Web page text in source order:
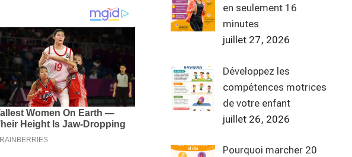
en seulement 16
minutes
juillet 27, 2026
Développez les
compétences motrices
de votre enfant
juillet 26, 2026
Pourquoi marcher 20